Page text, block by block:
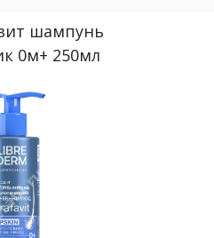
шампунь
0м+ 250мл